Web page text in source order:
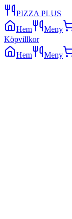
PIZZA PLUS
Hem
Meny
Köpvillkor
Hem
Meny